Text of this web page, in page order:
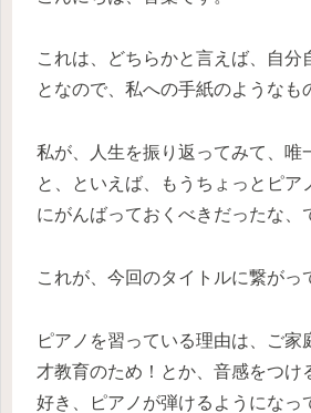
これは、どちらかと言えば、自分
となので、私への手紙のようなも
私が、人生を振り返ってみて、唯
と、といえば、もうちょっとピア
にがんばっておくべきだったな、
これが、今回のタイトルに繋がっ
ピアノを習っている理由は、ご家
才教育のため！とか、音感をつけ
好き、ピアノが弾けるようになっ